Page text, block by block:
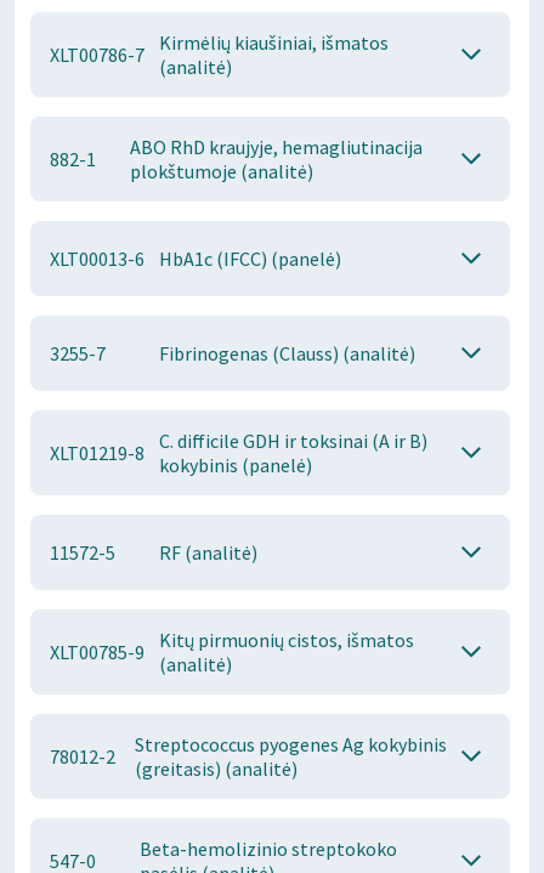
XLT00786-7
Kirmėlių kiaušiniai, išmatos
(analitė)
882-1
ABO RhD kraujyje, hemagliutinacija
plokštumoje (analitė)
XLT00013-6 HbA1c (IFCC) (panelė)
3255-7 Fibrinogenas (Clauss) (analitė)
XLT01219-8
C. difficile GDH ir toksinai (A ir B)
kokybinis (panelė)
11572-5 RF (analitė)
XLT00785-9
Kitų pirmuonių cistos, išmatos
(analitė)
78012-2
Streptococcus pyogenes Ag kokybinis
(greitasis) (analitė)
547-0
Beta-hemolizinio streptokoko